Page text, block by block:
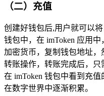
（二）充值
创建好钱包后,用户就可以
钱包中，在 imToken 应用
加密货币，复制钱包地址
转账操作，转账完成后，
在 imToken 钱包中看到充
在数字世界中逐渐积累。